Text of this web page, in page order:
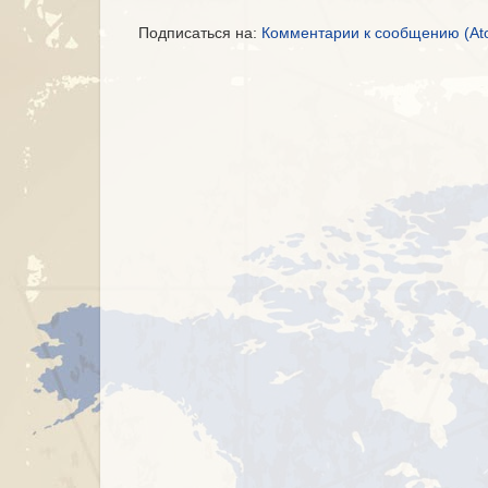
Подписаться на: Комментарии к сообщению